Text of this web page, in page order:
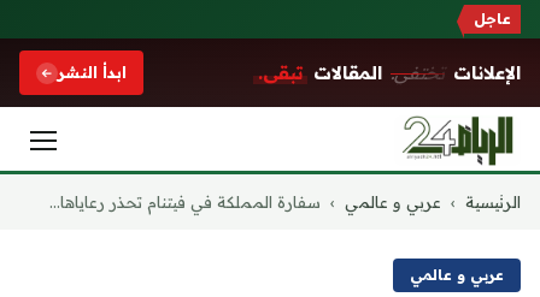
عاجل
الإعلانات تختفي. المقالات تبقى. ابدأ النشر
التجاوز
الرئيسية › عربي و عالمي › سفارة المملكة في فيتنام تحذر رعاياها...
عربي و عالمي